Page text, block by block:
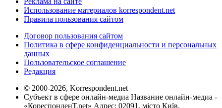
Использование материалов korrespondent.net
Правила пользования сайтом
Договор пользования сайтом
Политика в сфере конфиденциальности и персональных
данных
Пользовательское соглашение
Редакция
© 2000-2026, Korrespondent.net
Субъект в сфере онлайн-медиа Название онлайн-медиа -
«КореспонденТ.net» Адрес: 02091, місто Київ,